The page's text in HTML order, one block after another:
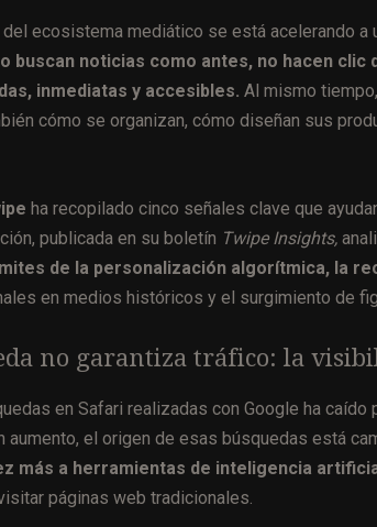
ecosistema mediático se está acelerando
buscan noticias como antes, no hacen
inmediatas y accesibles. Al mismo
cómo se organizan, cómo diseñan sus
ha recopilado cinco señales clave que
publicada en su boletín Twipe Insights,
de la personalización algorítmica, la
en medios históricos y el surgimiento de
no garantiza tráfico: la
en Safari realizadas con Google ha
aumento, el origen de esas búsquedas está
más a herramientas de inteligencia
páginas web tradicionales.